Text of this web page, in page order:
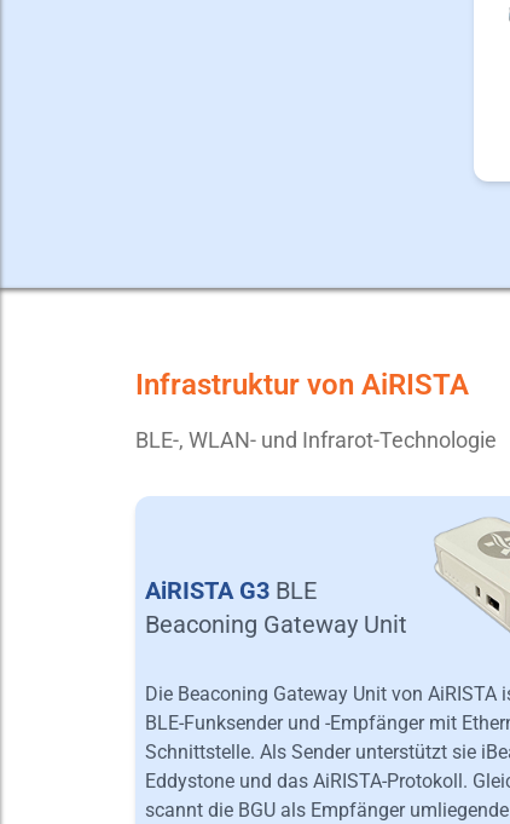
Infrastruktur von AiRISTA
BLE-, WLAN- und Infrarot-Technologie
AiRISTA G3 BLE
Beaconing Gateway Unit
Die Beaconing Gateway Unit von AiRISTA
BLE-Funksender und -Empfänger mit
Schnittstelle. Als Sender unterstützt sie
Eddystone und das AiRISTA-Protokoll.
scannt die BGU als Empfänger